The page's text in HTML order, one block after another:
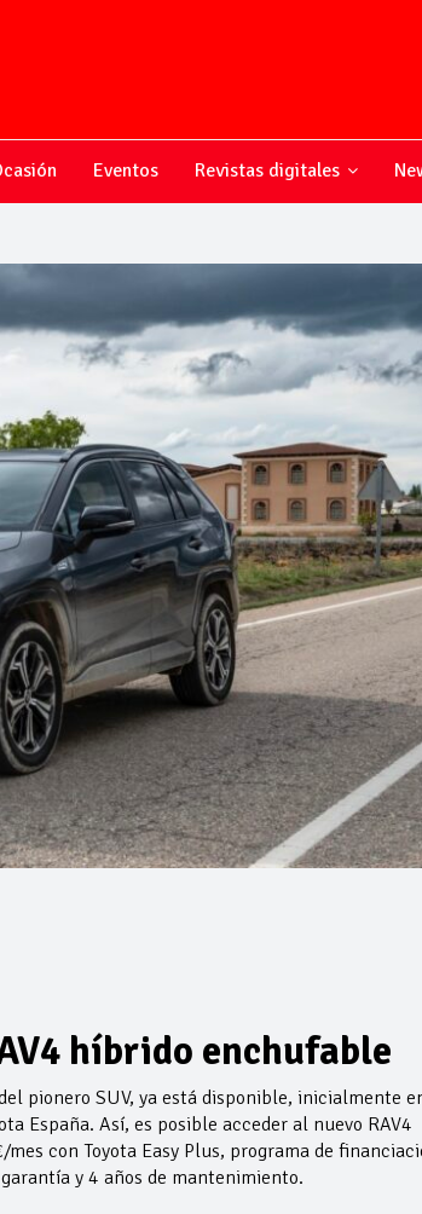
Eventos Revistas digitales
híbrido enchufable
pionero SUV, ya está disponible, inicialmente
España. Así, es posible acceder al nuevo RAV4
con Toyota Easy Plus, programa de
y 4 años de mantenimiento.